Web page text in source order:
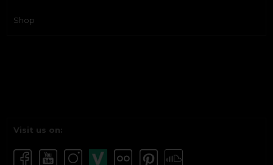
Shop
Visit us on: